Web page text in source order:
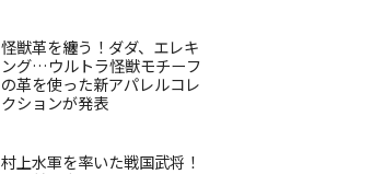
怪獣革を纏う！ダダ、エレキ
ング…ウルトラ怪獣モチーフ
の革を使った新アパレルコレ
クションが発表
村上水軍を率いた戦国武将！